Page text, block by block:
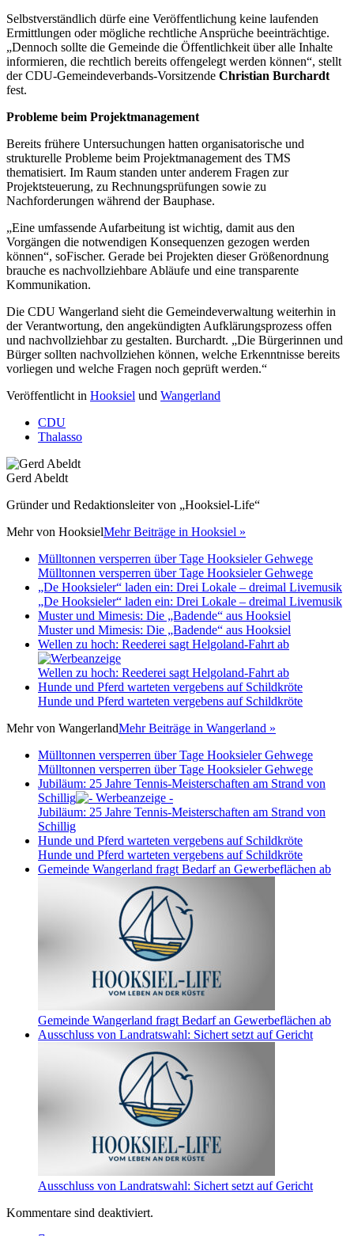
Selbstverständlich dürfe eine Veröffentlichung keine laufenden
Ermittlungen oder mögliche rechtliche Ansprüche beeinträchtige.
„Dennoch sollte die Gemeinde die Öffentlichkeit über alle Inhalte
informieren, die rechtlich bereits offengelegt werden können“, stellt
der CDU-Gemeindeverbands-Vorsitzende Christian Burchardt
fest.
Probleme beim Projektmanagement
Bereits frühere Untersuchungen hatten organisatorische und
strukturelle Probleme beim Projektmanagement des TMS
thematisiert. Im Raum standen unter anderem Fragen zur
Projektsteuerung, zu Rechnungsprüfungen sowie zu
Nachforderungen während der Bauphase.
„Eine umfassende Aufarbeitung ist wichtig, damit aus den
Vorgängen die notwendigen Konsequenzen gezogen werden
können“, soFischer. Gerade bei Projekten dieser Größenordnung
brauche es nachvollziehbare Abläufe und eine transparente
Kommunikation.
Die CDU Wangerland sieht die Gemeindeverwaltung weiterhin in
der Verantwortung, den angekündigten Aufklärungsprozess offen
und nachvollziehbar zu gestalten. Burchardt. „Die Bürgerinnen und
Bürger sollten nachvollziehen können, welche Erkenntnisse bereits
vorliegen und welche Fragen noch geprüft werden.“
Veröffentlicht in Hooksiel und Wangerland
CDU
Thalasso
Gerd Abeldt
Gründer und Redaktionsleiter von „Hooksiel-Life“
Mehr von HooksielMehr Beiträge in Hooksiel »
Mülltonnen versperren über Tage Hooksieler Gehwege
Mülltonnen versperren über Tage Hooksieler Gehwege
„De Hooksieler“ laden ein: Drei Lokale – dreimal Livemusik
„De Hooksieler“ laden ein: Drei Lokale – dreimal Livemusik
Muster und Mimesis: Die „Badende“ aus Hooksiel
Muster und Mimesis: Die „Badende“ aus Hooksiel
Wellen zu hoch: Reederei sagt Helgoland-Fahrt ab
Wellen zu hoch: Reederei sagt Helgoland-Fahrt ab
Hunde und Pferd warteten vergebens auf Schildkröte
Hunde und Pferd warteten vergebens auf Schildkröte
Mehr von WangerlandMehr Beiträge in Wangerland »
Mülltonnen versperren über Tage Hooksieler Gehwege
Mülltonnen versperren über Tage Hooksieler Gehwege
Jubiläum: 25 Jahre Tennis-Meisterschaften am Strand von
Schillig
Jubiläum: 25 Jahre Tennis-Meisterschaften am Strand von
Schillig
Hunde und Pferd warteten vergebens auf Schildkröte
Hunde und Pferd warteten vergebens auf Schildkröte
Gemeinde Wangerland fragt Bedarf an Gewerbeflächen ab
Gemeinde Wangerland fragt Bedarf an Gewerbeflächen ab
Ausschluss von Landratswahl: Sichert setzt auf Gericht
Ausschluss von Landratswahl: Sichert setzt auf Gericht
Kommentare sind deaktiviert.